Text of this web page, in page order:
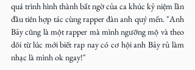
quá trình hình thành bất ngờ của ca khúc kỷ niệm lần
đầu tiên hợp tác cùng rapper đàn anh quý mến. "Anh
Bảy cũng là một rapper mà mình ngưỡng mộ và theo
dõi từ lúc mới biết rap nay có cơ hội anh Bảy rủ làm
nhạc là mình ok ngay!"